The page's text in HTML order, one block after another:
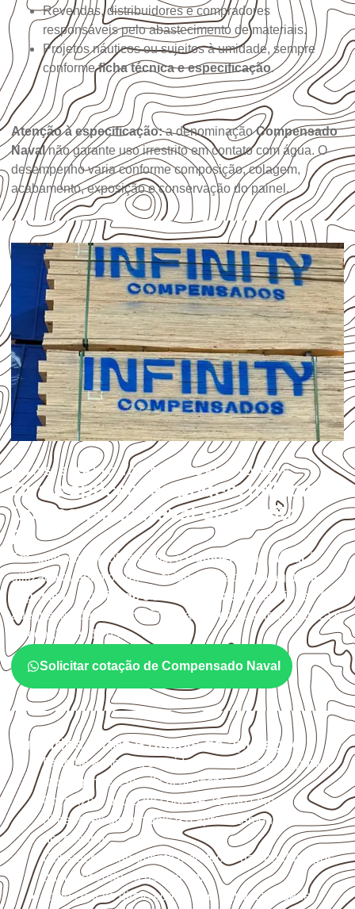
Revendas, distribuidores e compradores
responsáveis pelo abastecimento de materiais.
Projetos náuticos ou sujeitos à umidade, sempre
conformeficha técnica e especificação.
Atenção à especificação:a denominaçãoCompensado
Navalnão garante uso irrestrito em contato com água. O
desempenho varia conforme composição, colagem,
acabamento, exposição e conservação do painel.
USOS E APLICAÇÕES PROFISSIONAIS
Quais aplicações podem utilizar
Compensado Naval em Bonito –
BA?
Em aplicações profissionais, oCompensado Navalé
utilizado quando o projeto exige atenção à colagem, à
exposição à umidade e à estabilidade dimensional . A
adequação deve ser confirmada conforme a ficha técnica e
as condições de uso.
Solicitar cotação de Compensado Naval
Cuidados antes e depois da aplicação
Escolha a medida considerando aplicação, apoios,
montagem e especificação técnica.
Organize o plano de corte de acordo com as
dimensões disponíveis e o aproveitamento
necessário.
Considere acabamento e proteção das bordas após
qualquer corte ou usinagem.
Evite contato direto com o solo, chuva, umidade